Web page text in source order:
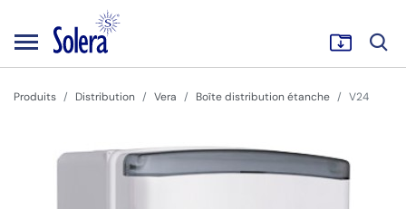
Produits Distribution Vera Boîte distribution étanche V24